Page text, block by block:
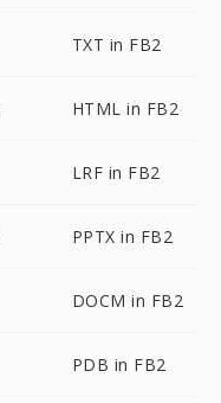
TXT in FB2
HTML in FB2
LRF in FB2
PPTX in FB2
DOCM in FB2
PDB in FB2